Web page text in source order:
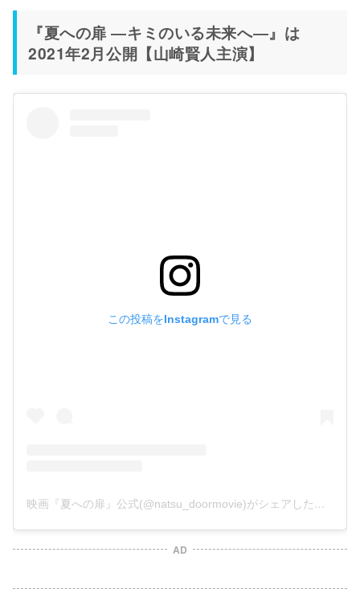
『夏への扉 ―キミのいる未来へ―』は
2021年2月公開【山崎賢人主演】
この投稿をInstagramで見る
映画『夏への扉』公式(@natsu_doormovie)がシェアした投稿
AD